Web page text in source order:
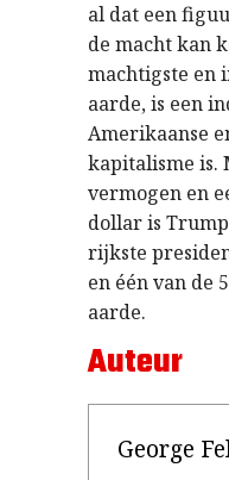
al dat een
de macht kan
machtigste en
aarde, is een
Amerikaanse
kapitalisme is.
vermogen en
dollar is
rijkste
en één van de
aarde.
Auteur
George